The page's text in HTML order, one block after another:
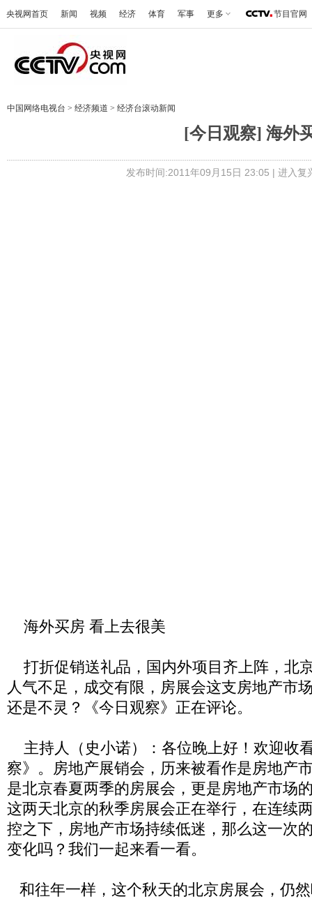
央视网首页 新闻 视频 经济 体育 军事 更多 节目官网
中国网络电视台 > 经济频道 > 经济台滚动新闻
[今日观察] 海外
发布时间:2011年09月15日 23:05 | 进入复
海外买房 看上去很美
打折促销送礼品，国内外项目齐上阵，北
人气不足，成交有限，房展会这支房地产市
还是不灵？《今日观察》正在评论。
主持人（史小诺）：各位晚上好！欢迎收
察》。房地产展销会，历来被看作是房地产
是北京春夏两季的房展会，更是房地产市场
这两天北京的秋季房展会正在举行，在连续
控之下，房地产市场持续低迷，那么这一次
变化吗？我们一起来看一看。
和往年一样，这个秋天的北京房展会，仍